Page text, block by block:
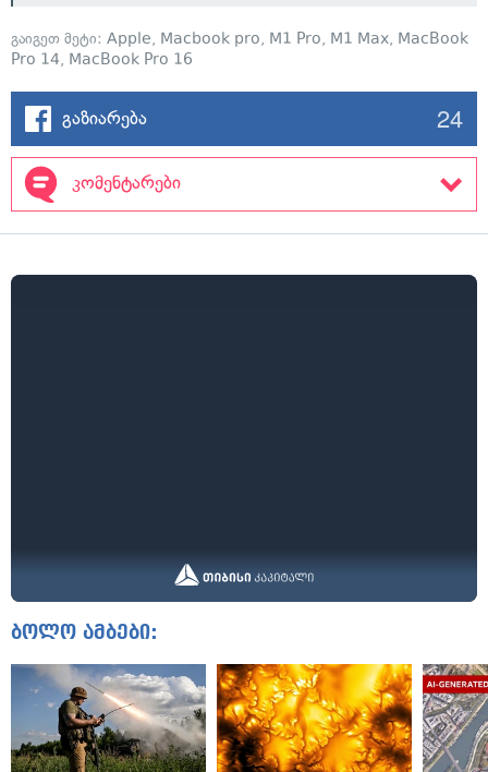
გაიგეთ მეტი: Apple, Macbook pro, M1 Pro, M1 Max, MacBook
Pro 14, MacBook Pro 16
გაზიარება 24
კომენტარები
ბოლო ამბები: